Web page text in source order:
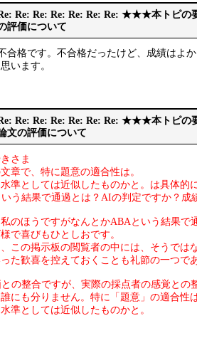
Re: Re: Re: Re: Re: Re: ★★★本トピの
評価について
合格です。不合格だったけど、成績はよ
います。
Re: Re: Re: Re: Re: Re: ★★★本トピの
文の評価について
さま
章で、特に題意の適合性は。
準としては近似したものかと。は具体的
う結果で通過とは？AIの判定ですか？成
のほうですがなんとかABAという結果で
で喜びもひとしおです。
、この掲示板の閲覧者の中には、そうでは
た歓喜を控えておくことも礼節の一つで
の整合ですが、実際の採点者の感覚との
にも分りません。特に「題意」の適合性
準としては近似したものかと。